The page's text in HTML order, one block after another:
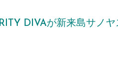
DIVAが新来島サノ